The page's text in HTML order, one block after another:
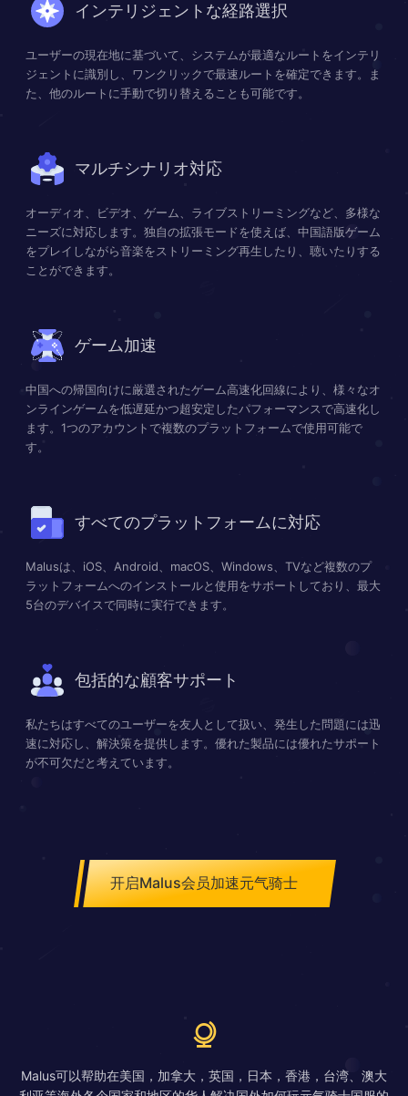
インテリジェントな経路選択
ユーザーの現在地に基づいて、システムが最適なルートをインテリ
ジェントに識別し、ワンクリックで最速ルートを確定できます。ま
た、他のルートに手動で切り替えることも可能です。
マルチシナリオ対応
オーディオ、ビデオ、ゲーム、ライブストリーミングなど、多様な
ニーズに対応します。独自の拡張モードを使えば、中国語版ゲーム
をプレイしながら音楽をストリーミング再生したり、聴いたりする
ことができます。
ゲーム加速
中国への帰国向けに厳選されたゲーム高速化回線により、様々なオ
ンラインゲームを低遅延かつ超安定したパフォーマンスで高速化し
ます。1つのアカウントで複数のプラットフォームで使用可能で
す。
すべてのプラットフォームに対応
Malusは、iOS、Android、macOS、Windows、TVなど複数のプ
ラットフォームへのインストールと使用をサポートしており、最大
5台のデバイスで同時に実行できます。
包括的な顧客サポート
私たちはすべてのユーザーを友人として扱い、発生した問題には迅
速に対応し、解決策を提供します。優れた製品には優れたサポート
が不可欠だと考えています。
开启Malus会员加速元气骑士
Malus可以帮助在美国，加拿大，英国，日本，香港，台湾、澳大